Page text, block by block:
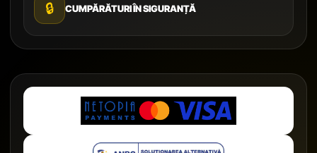
🔒 CUMPĂRĂTURI ÎN SIGURANȚĂ